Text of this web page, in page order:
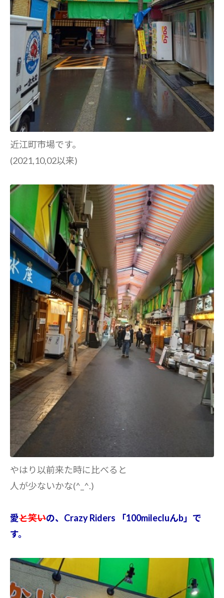
近江町市場です。
(2021,10,02以来)
やはり以前来た時に比べると
人が少ないかな(^_^.)
愛と笑いの、Crazy Riders 「100milecluんb」で
す。